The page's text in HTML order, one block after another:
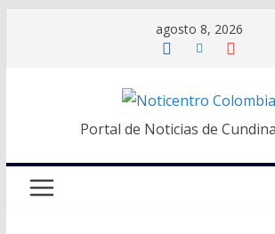
agosto 8, 2026
Portal de Noticias de